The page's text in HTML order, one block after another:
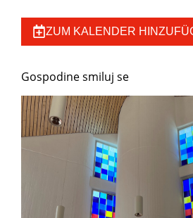
ZUM KALENDER
Gospodine smiluj se